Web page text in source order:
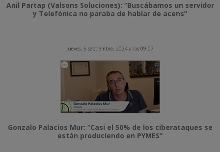
Anil Partap (Valsons Soluciones): “Buscábamos un servidor
y Telefónica no paraba de hablar de acens”
jueves, 5 septiembre, 2024 a las 09:07
Gonzalo Palacios Mur: “Casi el 50% de los ciberataques se
están produciendo en PYMES”